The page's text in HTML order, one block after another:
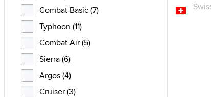
Combat Basic (7)
Typhoon (11)
Combat Air (5)
Sierra (6)
Argos (4)
Cruiser (3)